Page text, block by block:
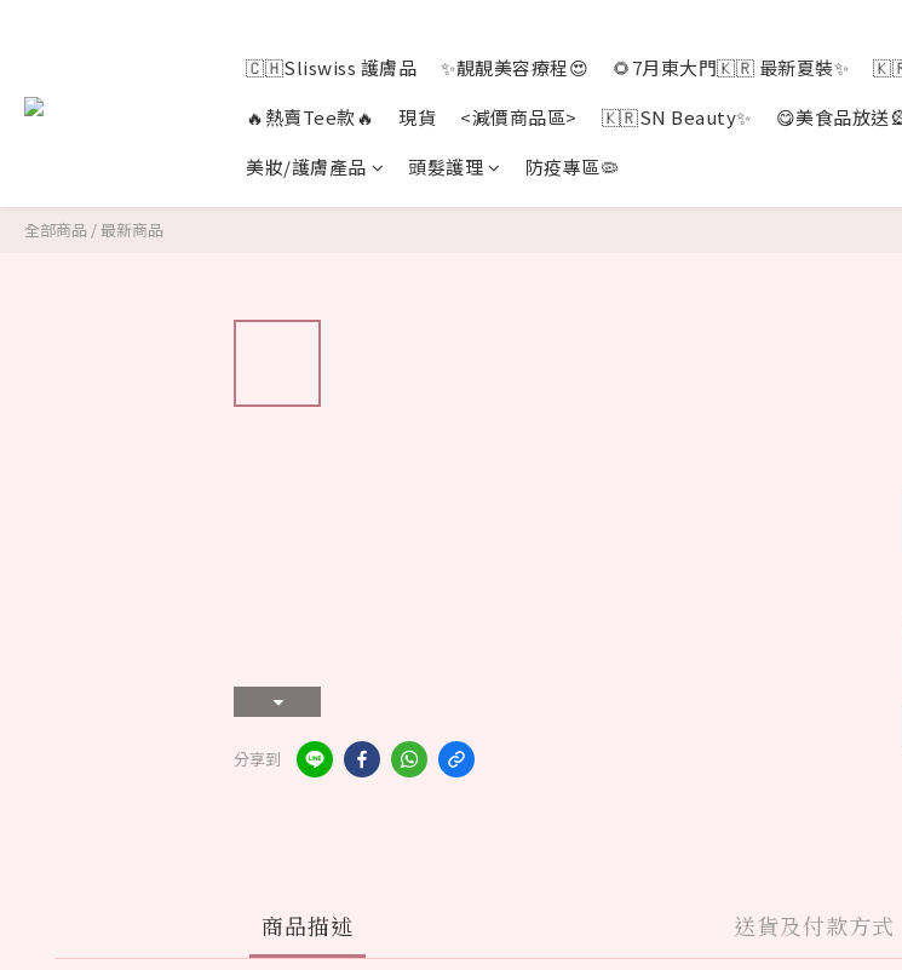
🇨🇭Sliswiss 護膚品 ✨靚靚美容療程😍 🌻7月東大門🇰🇷 最新夏裝✨
🔥熱賣Tee款🔥
現貨 <減價商品區> 🇰🇷SN Beauty✨ 😋美食品放送
美妝/護膚產品
頭髮護理 防疫專區🦠
全部商品 /最新商品
分享到
商品描述 送貨及付款方式